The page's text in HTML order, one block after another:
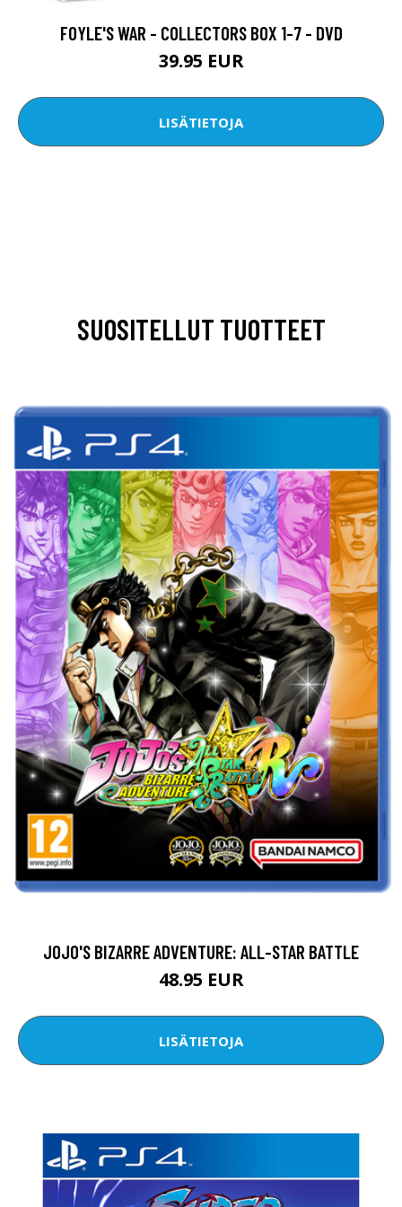
FOYLE'S WAR - COLLECTORS BOX 1-7 - DVD
39.95 EUR
LISÄTIETOJA
SUOSITELLUT TUOTTEET
JOJO'S BIZARRE ADVENTURE: ALL-STAR BATTLE
48.95 EUR
LISÄTIETOJA